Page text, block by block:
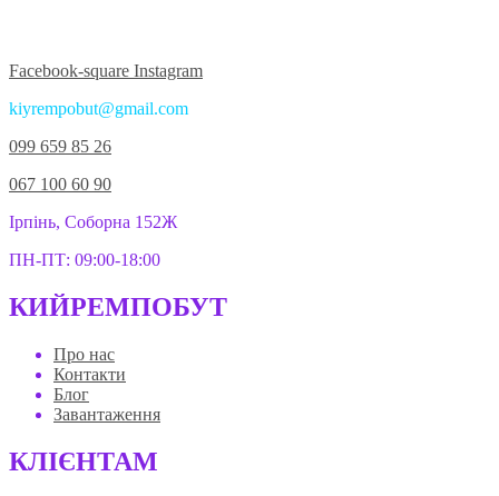
Facebook-square Instagram
kiyrempobut@gmail.com
099 659 85 26
067 100 60 90
Ірпінь, Соборна 152Ж
ПН-ПТ: 09:00-18:00
КИЙРЕМПОБУТ
Про нас
Контакти
Блог
Завантаження
КЛІЄНТАМ